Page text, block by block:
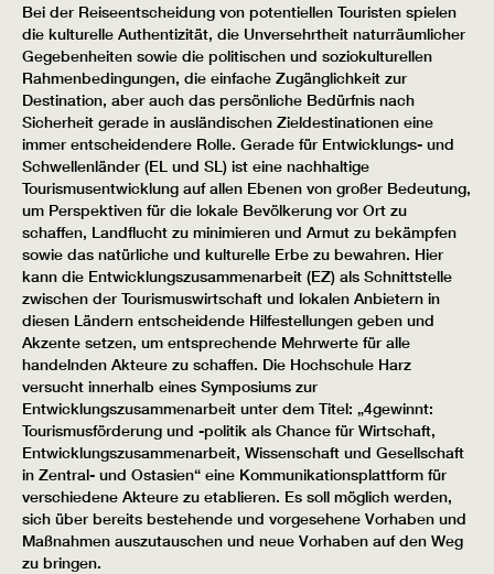
Bei der Reiseentscheidung von potentiellen Touristen spielen
die kulturelle Authentizität, die Unversehrtheit naturräumlicher
Gegebenheiten sowie die politischen und soziokulturellen
Rahmenbedingungen, die einfache Zugänglichkeit zur
Destination, aber auch das persönliche Bedürfnis nach
Sicherheit gerade in ausländischen Zieldestinationen eine
immer entscheidendere Rolle. Gerade für Entwicklungs- und
Schwellenländer (EL und SL) ist eine nachhaltige
Tourismusentwicklung auf allen Ebenen von großer Bedeutung,
um Perspektiven für die lokale Bevölkerung vor Ort zu
schaffen, Landflucht zu minimieren und Armut zu bekämpfen
sowie das natürliche und kulturelle Erbe zu bewahren. Hier
kann die Entwicklungszusammenarbeit (EZ) als Schnittstelle
zwischen der Tourismuswirtschaft und lokalen Anbietern in
diesen Ländern entscheidende Hilfestellungen geben und
Akzente setzen, um entsprechende Mehrwerte für alle
handelnden Akteure zu schaffen. Die Hochschule Harz
versucht innerhalb eines Symposiums zur
Entwicklungszusammenarbeit unter dem Titel: „4gewinnt:
Tourismusförderung und -politik als Chance für Wirtschaft,
Entwicklungszusammenarbeit, Wissenschaft und Gesellschaft
in Zentral- und Ostasien“ eine Kommunikationsplattform für
verschiedene Akteure zu etablieren. Es soll möglich werden,
sich über bereits bestehende und vorgesehene Vorhaben und
Maßnahmen auszutauschen und neue Vorhaben auf den Weg
zu bringen.